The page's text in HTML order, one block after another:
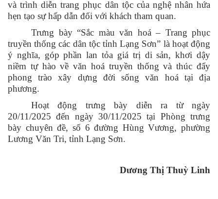
và trình diễn trang phục dân tộc của nghệ nhân hứa
hẹn tạo sự hấp dẫn đối với khách tham quan.
Trưng bày “Sắc màu văn hoá – Trang phục
truyền thống các dân tộc tỉnh Lạng Sơn” là hoạt động
ý nghĩa, góp phần lan tỏa giá trị di sản, khơi dậy
niềm tự hào về văn hoá truyền thống và thúc đẩy
phong trào xây dựng đời sống văn hoá tại địa
phương.
Hoạt động trưng bày diễn ra từ ngày
20/11/2025 đến ngày 30/11/2025 tại Phòng trưng
bày chuyên đề, số 6 đường Hùng Vương, phường
Lương Văn Tri, tỉnh Lạng Sơn.
Dương Thị Thuỳ Linh